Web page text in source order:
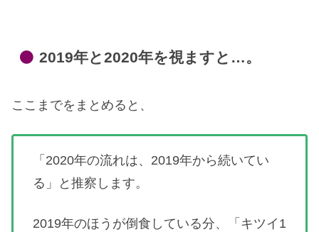
2019年と2020年を視ますと…。
ここまでをまとめると、
「2020年の流れは、2019年から続いてい
る」と推察します。
2019年のほうが倒食している分、「キツイ1